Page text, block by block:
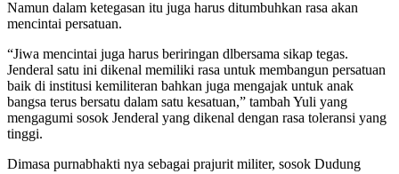
Namun dalam ketegasan itu juga harus ditumbuhkan rasa akan
mencintai persatuan.
“Jiwa mencintai juga harus beriringan dlbersama sikap tegas.
Jenderal satu ini dikenal memiliki rasa untuk membangun persatuan
baik di institusi kemiliteran bahkan juga mengajak untuk anak
bangsa terus bersatu dalam satu kesatuan,” tambah Yuli yang
mengagumi sosok Jenderal yang dikenal dengan rasa toleransi yang
tinggi.
Dimasa purnabhakti nya sebagai prajurit militer, sosok Dudung